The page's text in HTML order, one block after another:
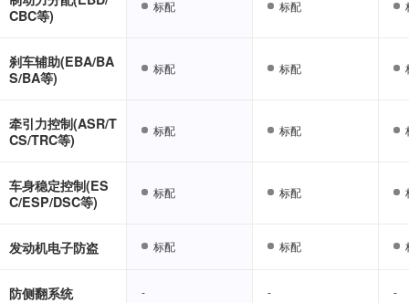
CBC等)
标配 标配
刹车辅助(EBA/BA
S/BA等)
标配 标配
牵引力控制(ASR/T
CS/TRC等)
标配 标配
车身稳定控制(ES
C/ESP/DSC等)
标配 标配
发动机电子防盗 标配 标配
防侧翻系统 - - -
标配 标配
标配 标配
标配 标配
标配 标配
标配 标配
- - -